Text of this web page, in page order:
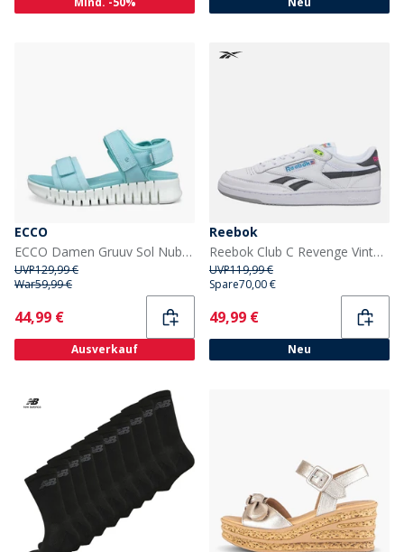
ECCO
ECCO Damen Gruuv Sol Nubuck Knöchelriemen Sandalen Aquatic
UVP129,99 €
War59,99 €
Current
44,99 €
Ausverkauf
Reebok
Reebok Club C Revenge Vintage 90er Jahre Tennis Turnschuhe Weiß/Weiß/Schwarz
UVP119,99 €
Spare70,00 €
Current
49,99 €
Neu